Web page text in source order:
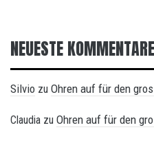
NEUESTE KOMMENTARE
Silvio zu Ohren auf für den
Claudia zu Ohren auf für den